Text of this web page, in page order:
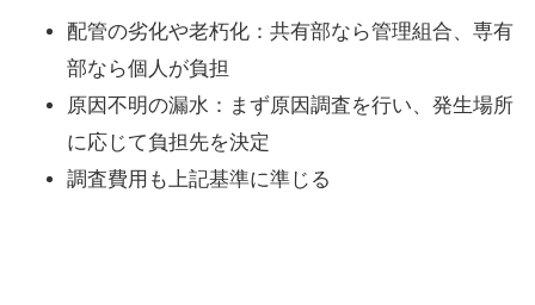
配管の劣化や老朽化：共有部なら管理組合、専有
部なら個人が負担
原因不明の漏水：まず原因調査を行い、発生場所
に応じて負担先を決定
調査費用も上記基準に準じる